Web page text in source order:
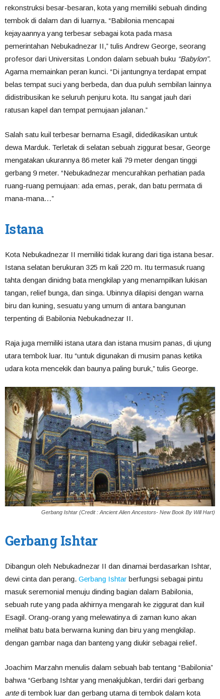
rekonstruksi besar-besaran, kota yang memiliki sebuah dinding
tembok di dalam dan di luarnya. “Babilonia mencapai
kejayaannya yang terbesar sebagai kota pada masa
pemerintahan Nebukadnezar II,” tulis Andrew George, seorang
profesor dari Universitas London dalam sebuah buku “Babylon”.
Agama memainkan peran kunci. “Di jantungnya terdapat empat
belas tempat suci yang berbeda, dan dua puluh sembilan lainnya
didistribusikan ke seluruh penjuru kota. Itu sangat jauh dari
ratusan kapel dan tempat pemujaan jalanan.”
Salah satu kuil terbesar bernama Esagil, didedikasikan untuk
dewa Marduk. Terletak di selatan sebuah ziggurat besar, George
mengatakan ukurannya 86 meter kali 79 meter dengan tinggi
gerbang 9 meter. “Nebukadnezar mencurahkan perhatian pada
ruang-ruang pemujaan: ada emas, perak, dan batu permata di
mana-mana…”
Istana
Kota Nebukadnezar II memiliki tidak kurang dari tiga istana besar.
Istana selatan berukuran 325 m kali 220 m. Itu termasuk ruang
tahta dengan dinidng bata mengkilap yang menampilkan lukisan
tangan, relief bunga, dan singa. Ubinnya dilapisi dengan warna
biru dan kuning, sesuatu yang umum di antara bangunan
terpenting di Babilonia Nebukadnezar II.
Raja juga memiliki istana utara dan istana musim panas, di ujung
utara tembok luar. Itu “untuk digunakan di musim panas ketika
udara kota mencekik dan baunya paling buruk,” tulis George.
Gerbang Ishtar (Credit : Ancient Alien Ancestors- New Book By Will Hart)
Gerbang Ishtar
Dibangun oleh Nebukadnezar II dan dinamai berdasarkan Ishtar,
dewi cinta dan perang. Gerbang Ishtar berfungsi sebagai pintu
masuk seremonial menuju dinding bagian dalam Babilonia,
sebuah rute yang pada akhirnya mengarah ke ziggurat dan kuil
Esagil. Orang-orang yang melewatinya di zaman kuno akan
melihat batu bata berwarna kuning dan biru yang mengkilap.
dengan gambar naga dan banteng yang diukir sebagai relief.
Joachim Marzahn menulis dalam sebuah bab tentang “Babilonia”
bahwa “Gerbang Ishtar yang menakjubkan, terdiri dari gerbang
antedi tembok luar dan gerbang utama di tembok dalam kota